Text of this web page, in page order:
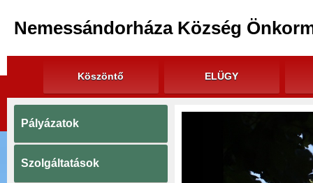
Nemessándorháza Község
Köszöntő ELÜGY
Pályázatok
Szolgáltatások